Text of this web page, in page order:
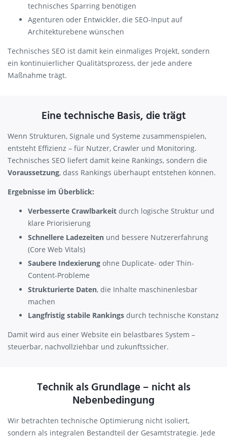
technisches Sparring benötigen
Agenturen oder Entwickler, die SEO-Input auf
Architekturebene wünschen
Technisches SEO ist damit kein einmaliges Projekt, sondern
ein kontinuierlicher Qualitätsprozess, der jede andere
Maßnahme trägt.
Eine technische Basis, die trägt
Wenn Strukturen, Signale und Systeme zusammenspielen,
entsteht Effizienz – für Nutzer, Crawler und Monitoring.
Technisches SEO liefert damit keine Rankings, sondern die
Voraussetzung, dass Rankings überhaupt entstehen können.
Ergebnisse im Überblick:
Verbesserte Crawlbarkeit durch logische Struktur und
klare Priorisierung
Schnellere Ladezeiten und bessere Nutzererfahrung
(Core Web Vitals)
Saubere Indexierung ohne Duplicate- oder Thin-
Content-Probleme
Strukturierte Daten, die Inhalte maschinenlesbar
machen
Langfristig stabile Rankings durch technische Konstanz
Damit wird aus einer Website ein belastbares System –
steuerbar, nachvollziehbar und zukunftssicher.
Technik als Grundlage – nicht als
Nebenbedingung
Wir betrachten technische Optimierung nicht isoliert,
sondern als integralen Bestandteil der Gesamtstrategie. Jede